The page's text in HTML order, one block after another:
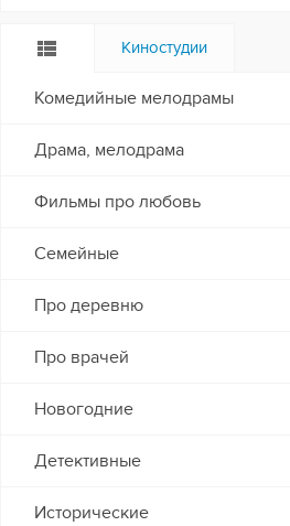
Киностудии
Комедийные мелодрамы
Драма, мелодрама
Фильмы про любовь
Семейные
Про деревню
Про врачей
Новогодние
Детективные
Исторические